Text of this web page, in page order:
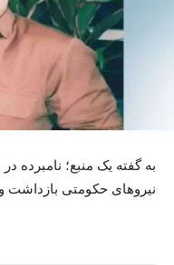
بە گفتە یک منبع؛
نیروهای حکومتی